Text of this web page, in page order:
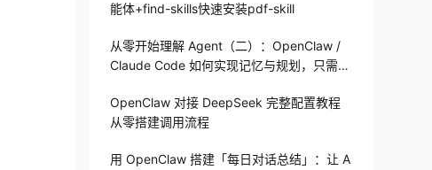
能体+find-skills快速安装pdf-skill
从零开始理解 Agent（二）：OpenClaw /
Claude Code 如何实现记忆与规划，只需1
OpenClaw 对接 DeepSeek 完整配置教程
从零搭建调用流程
用 OpenClaw 搭建「每日对话总结」：让 A